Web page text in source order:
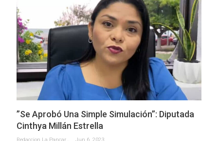
”Se Aprobó Una Simple Simulación”: Diputada
Cinthya Millán Estrella